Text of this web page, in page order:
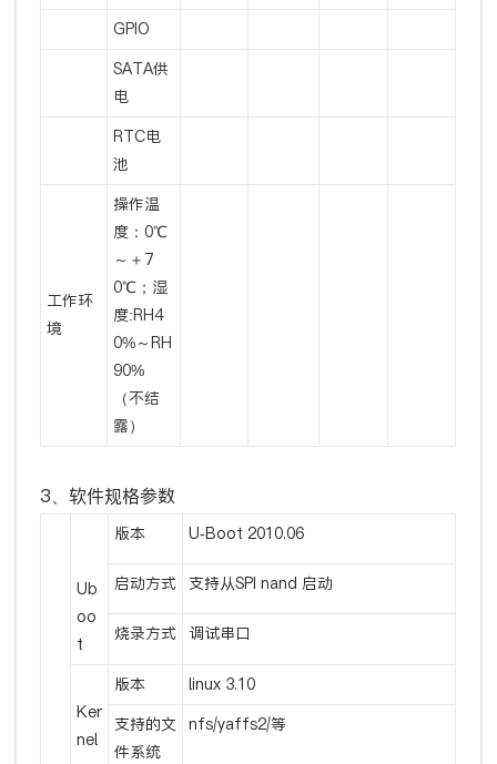
GPIO
SATA供
电
RTC电
池
工作环
境
操作温
度：0℃
～＋7
0℃；湿
度:RH4
0%～RH
90%
（不结
露）
3、软件规格参数
Ub
oo
t
版本 U-Boot 2010.06
启动方式 支持从SPI nand 启动
烧录方式 调试串口
Ker
nel
版本 linux 3.10
支持的文
件系统
nfs/yaffs2/等